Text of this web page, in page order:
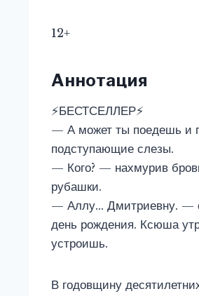
12+
Аннотация
⚡БЕСТСЕЛЛЕР⚡
— А может ты поедешь и
подступающие слезы.
— Кого? — нахмурив
рубашки.
— Аллу… Дмитриевну. — с
день рождения. Ксюша
устроишь.
В годовщину